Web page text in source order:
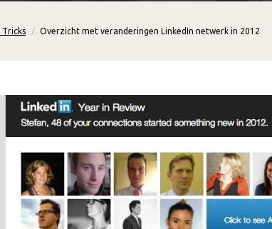
Tricks Overzicht met veranderingen LinkedIn netwerk in 2012